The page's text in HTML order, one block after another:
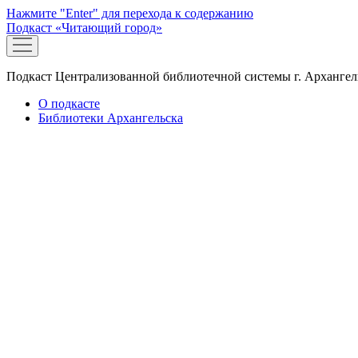
Нажмите "Enter" для перехода к содержанию
Подкаст «Читающий город»
открыть
меню
Подкаст Централизованной библиотечной системы г.
О подкасте
Библиотеки Архангельска